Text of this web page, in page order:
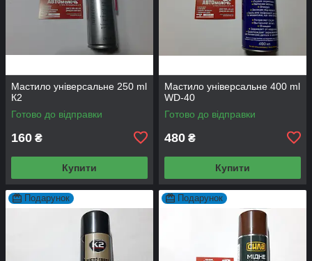
Мастило універсальне 250 ml
К2
Готово до відправки
160 ₴
Купити
Мастило універсальне 400 ml
WD-40
Готово до відправки
480 ₴
Купити
Подарунок Подарунок